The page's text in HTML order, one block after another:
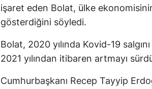
işaret eden Bolat, ülke
gösterdiğini söyledi.
Bolat, 2020 yılında Kovid-19
2021 yılından itibaren artmayı
Cumhurbaşkanı Recep Tayyip